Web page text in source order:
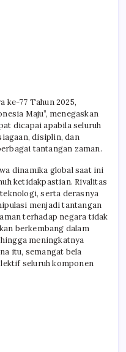
ke-77 Tahun 2025,
Maju”, menegaskan
dicapai apabila seluruh
disiplin, dan
tantangan zaman.
dinamika global saat ini
ketidakpastian. Rivalitas
serta derasnya
menjadi tantangan
terhadap negara tidak
berkembang dalam
meningkatnya
itu, semangat bela
seluruh komponen